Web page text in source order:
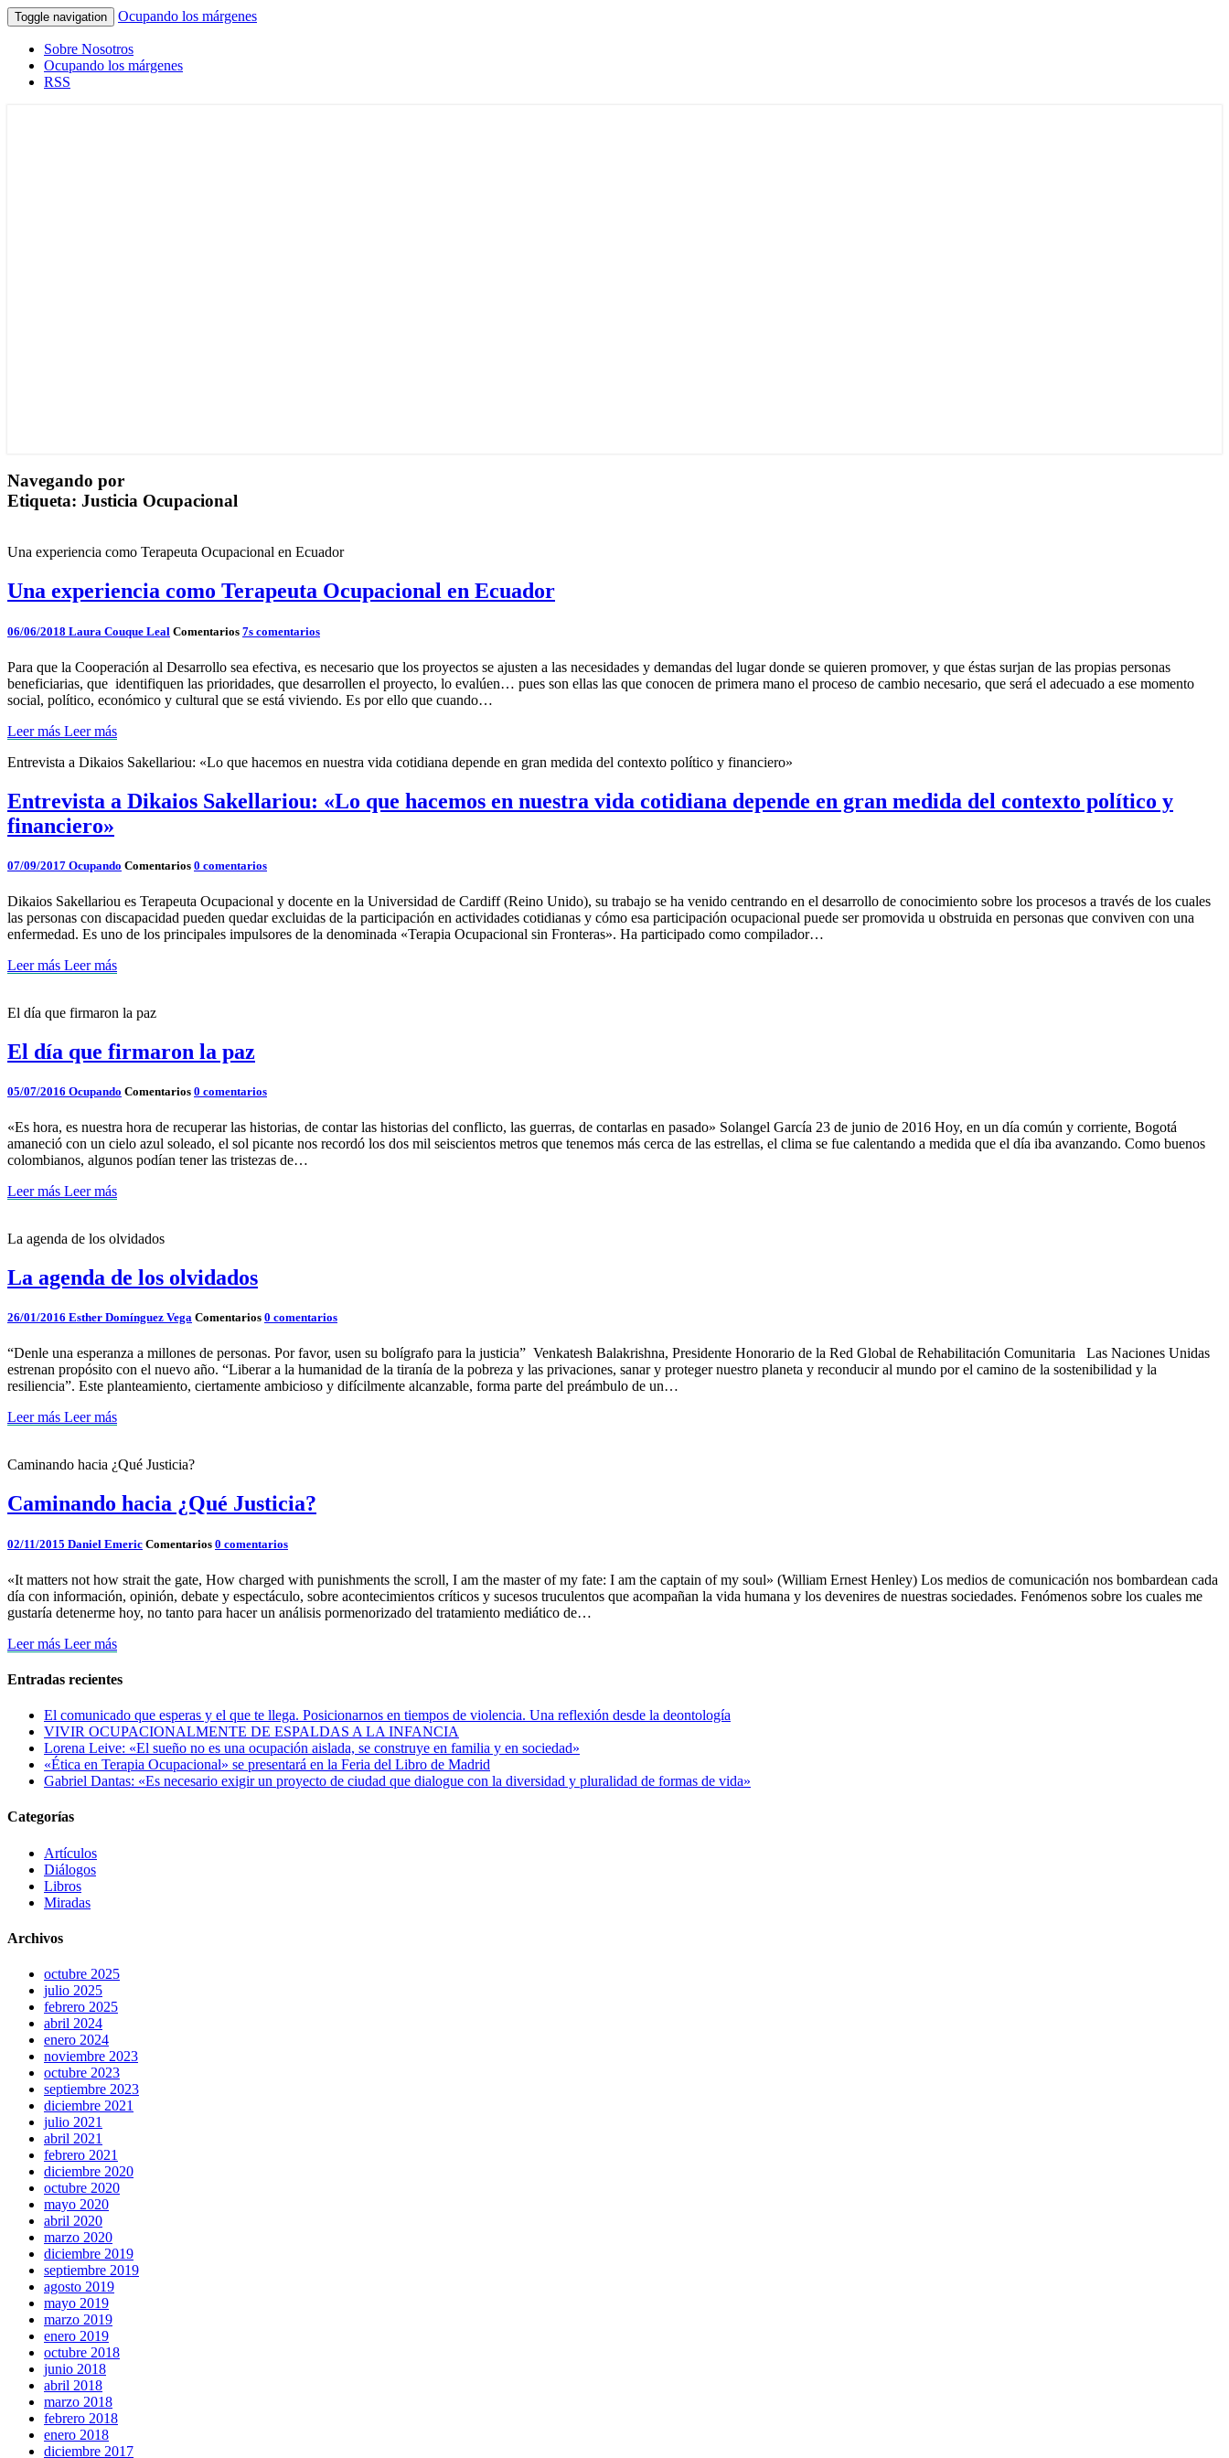
Toggle navigation Ocupando los márgenes
Sobre Nosotros
Ocupando los márgenes
RSS
Navegando por
Etiqueta: Justicia Ocupacional
Una experiencia como Terapeuta Ocupacional en Ecuador
Una experiencia como Terapeuta Ocupacional en Ecuador
06/06/2018 Laura Couque Leal Comentarios 7s comentarios
Para que la Cooperación al Desarrollo sea efectiva, es necesario que los proyectos se ajusten a las necesidades y demandas del lugar donde se quieren promover, y que éstas surjan de las propias personas
beneficiarias, que identifiquen las prioridades, que desarrollen el proyecto, lo evalúen… pues son ellas las que conocen de primera mano el proceso de cambio necesario, que será el adecuado a ese momento
social, político, económico y cultural que se está viviendo. Es por ello que cuando…
Leer más Leer más
Entrevista a Dikaios Sakellariou: «Lo que hacemos en nuestra vida cotidiana depende en gran medida del contexto político y financiero»
Entrevista a Dikaios Sakellariou: «Lo que hacemos en nuestra vida cotidiana depende en gran medida del contexto político y
financiero»
07/09/2017 Ocupando Comentarios 0 comentarios
Dikaios Sakellariou es Terapeuta Ocupacional y docente en la Universidad de Cardiff (Reino Unido), su trabajo se ha venido centrando en el desarrollo de conocimiento sobre los procesos a través de los cuales
las personas con discapacidad pueden quedar excluidas de la participación en actividades cotidianas y cómo esa participación ocupacional puede ser promovida u obstruida en personas que conviven con una
enfermedad. Es uno de los principales impulsores de la denominada «Terapia Ocupacional sin Fronteras». Ha participado como compilador…
Leer más Leer más
El día que firmaron la paz
El día que firmaron la paz
05/07/2016 Ocupando Comentarios 0 comentarios
«Es hora, es nuestra hora de recuperar las historias, de contar las historias del conflicto, las guerras, de contarlas en pasado» Solangel García 23 de junio de 2016 Hoy, en un día común y corriente, Bogotá
amaneció con un cielo azul soleado, el sol picante nos recordó los dos mil seiscientos metros que tenemos más cerca de las estrellas, el clima se fue calentando a medida que el día iba avanzando. Como buenos
colombianos, algunos podían tener las tristezas de…
Leer más Leer más
La agenda de los olvidados
La agenda de los olvidados
26/01/2016 Esther Domínguez Vega Comentarios 0 comentarios
“Denle una esperanza a millones de personas. Por favor, usen su bolígrafo para la justicia” Venkatesh Balakrishna, Presidente Honorario de la Red Global de Rehabilitación Comunitaria Las Naciones Unidas
estrenan propósito con el nuevo año. “Liberar a la humanidad de la tiranía de la pobreza y las privaciones, sanar y proteger nuestro planeta y reconducir al mundo por el camino de la sostenibilidad y la
resiliencia”. Este planteamiento, ciertamente ambicioso y difícilmente alcanzable, forma parte del preámbulo de un…
Leer más Leer más
Caminando hacia ¿Qué Justicia?
Caminando hacia ¿Qué Justicia?
02/11/2015 Daniel Emeric Comentarios 0 comentarios
«It matters not how strait the gate, How charged with punishments the scroll, I am the master of my fate: I am the captain of my soul» (William Ernest Henley) Los medios de comunicación nos bombardean cada
día con información, opinión, debate y espectáculo, sobre acontecimientos críticos y sucesos truculentos que acompañan la vida humana y los devenires de nuestras sociedades. Fenómenos sobre los cuales me
gustaría detenerme hoy, no tanto para hacer un análisis pormenorizado del tratamiento mediático de…
Leer más Leer más
Entradas recientes
El comunicado que esperas y el que te llega. Posicionarnos en tiempos de violencia. Una reflexión desde la deontología
VIVIR OCUPACIONALMENTE DE ESPALDAS A LA INFANCIA
Lorena Leive: «El sueño no es una ocupación aislada, se construye en familia y en sociedad»
«Ética en Terapia Ocupacional» se presentará en la Feria del Libro de Madrid
Gabriel Dantas: «Es necesario exigir un proyecto de ciudad que dialogue con la diversidad y pluralidad de formas de vida»
Categorías
Artículos
Diálogos
Libros
Miradas
Archivos
octubre 2025
julio 2025
febrero 2025
abril 2024
enero 2024
noviembre 2023
octubre 2023
septiembre 2023
diciembre 2021
julio 2021
abril 2021
febrero 2021
diciembre 2020
octubre 2020
mayo 2020
abril 2020
marzo 2020
diciembre 2019
septiembre 2019
agosto 2019
mayo 2019
marzo 2019
enero 2019
octubre 2018
junio 2018
abril 2018
marzo 2018
febrero 2018
enero 2018
diciembre 2017